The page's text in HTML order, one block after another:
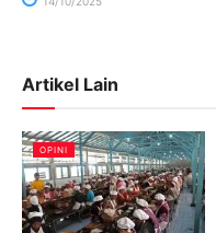
Artikel Lain
OPINI